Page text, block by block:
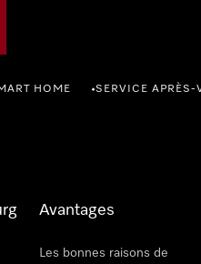
HOME •SERVICE APRÈS-
Avantages
Les bonnes raisons de